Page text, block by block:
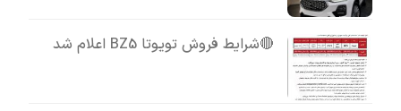
🔴شرایط فروش تویوتا BZ5 اعلام شد